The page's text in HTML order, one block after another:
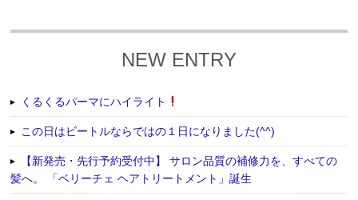
NEW ENTRY
くるくるパーマにハイライト
この日はビートルならではの１日になりました(^^)
【新発売・先行予約受付中】 サロン品質の補修力を、すべての
髪へ。 「ベリーチェ ヘアトリートメント」誕生